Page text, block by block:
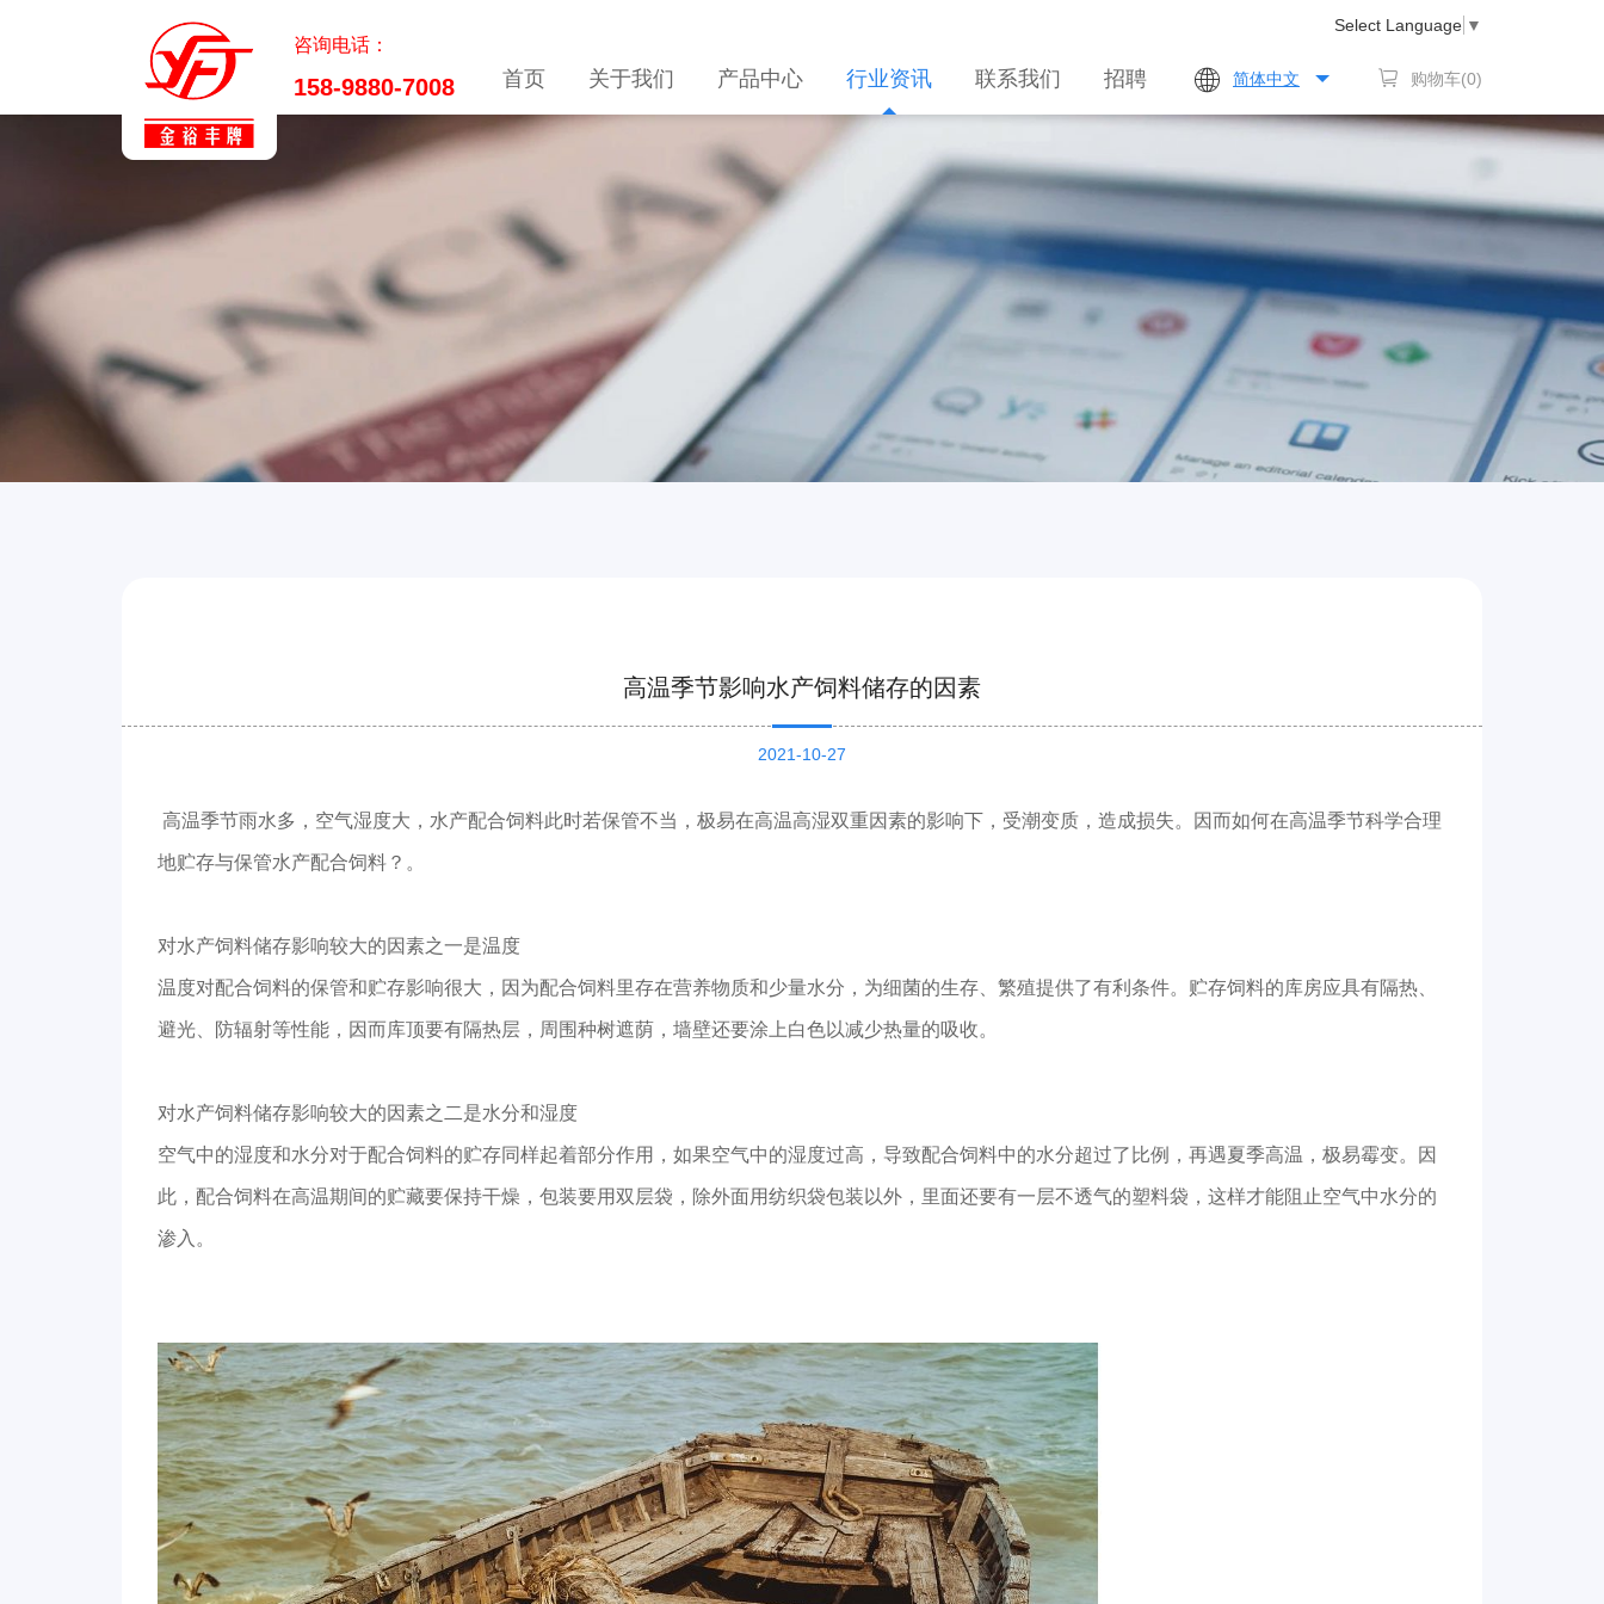
Select Language ▼
咨询电话：
158-9880-7008 购物车(0)
简体中文
首页 关于我们 产品中心 行业资讯 联系我们 招聘
高温季节影响水产饲料储存的因素
2021-10-27
高温季节雨水多，空气湿度大，水产配合饲料此时若保管不当，极易在高温高湿双重因素的影响下，受潮变质，造成损失。因而如何在高温季节科学合理
地贮存与保管水产配合饲料？。
对水产饲料储存影响较大的因素之一是温度
温度对配合饲料的保管和贮存影响很大，因为配合饲料里存在营养物质和少量水分，为细菌的生存、繁殖提供了有利条件。贮存饲料的库房应具有隔热、
避光、防辐射等性能，因而库顶要有隔热层，周围种树遮荫，墙壁还要涂上白色以减少热量的吸收。
对水产饲料储存影响较大的因素之二是水分和湿度
空气中的湿度和水分对于配合饲料的贮存同样起着部分作用，如果空气中的湿度过高，导致配合饲料中的水分超过了比例，再遇夏季高温，极易霉变。因
此，配合饲料在高温期间的贮藏要保持干燥，包装要用双层袋，除外面用纺织袋包装以外，里面还要有一层不透气的塑料袋，这样才能阻止空气中水分的
渗入。